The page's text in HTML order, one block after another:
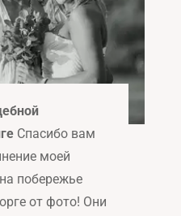
Спасибо вам
моей
побережье
от фото! Они